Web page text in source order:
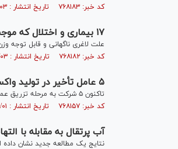
کد خبر: ۷۶۸۱۸۳ تاریخ انتشار : ۱۴۰۰/۰۸/۰۳
۱۷ بیماری و اختلال که موجب کاهش وزن ناخواسته می‌شوند
علت لاغری ناگهانی و قابل توجه
کد خبر: ۷۶۸۱۸۲ تاریخ انتشار : ۱۴۰۰/۰۸/۰۳
۵ عامل تأخیر در تولید واکسن‌های داخلی
تاکنون ۵ شرکت به مرحله تزریق عمومی و اجرای کارآزمایی‌های بالینی رسیده‌اند، اما هنوز نتوانسته‌اند نیاز انبوه واکسن در کشور را تامین کنند.
کد خبر: ۷۶۸۱۵۷ تاریخ انتشار : ۱۴۰۰/۰۸/۰۱
آب پرتقال به مقابله با
نتایج یک مطالعه جدید نشان داده است که آب پرتقال ۱۰۰ درصد طبیعی، می‌تواند به